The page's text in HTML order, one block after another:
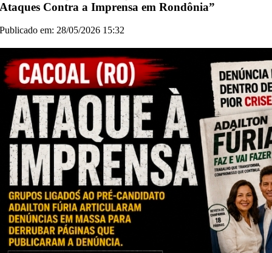
Ataques Contra a Imprensa em Rondônia”
Publicado em: 28/05/2026 15:32